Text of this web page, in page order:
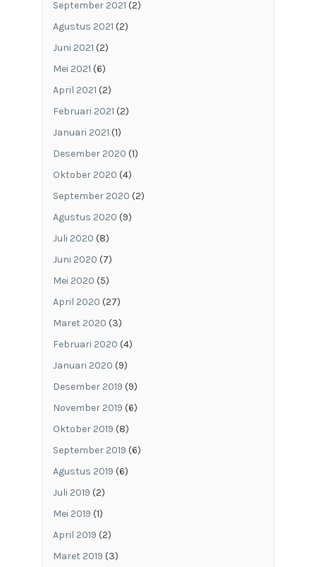
September 2021 (2)
Agustus 2021 (2)
Juni 2021 (2)
Mei 2021 (6)
April 2021 (2)
Februari 2021 (2)
Januari 2021 (1)
Desember 2020 (1)
Oktober 2020 (4)
September 2020 (2)
Agustus 2020 (9)
Juli 2020 (8)
Juni 2020 (7)
Mei 2020 (5)
April 2020 (27)
Maret 2020 (3)
Februari 2020 (4)
Januari 2020 (9)
Desember 2019 (9)
November 2019 (6)
Oktober 2019 (8)
September 2019 (6)
Agustus 2019 (6)
Juli 2019 (2)
Mei 2019 (1)
April 2019 (2)
Maret 2019 (3)